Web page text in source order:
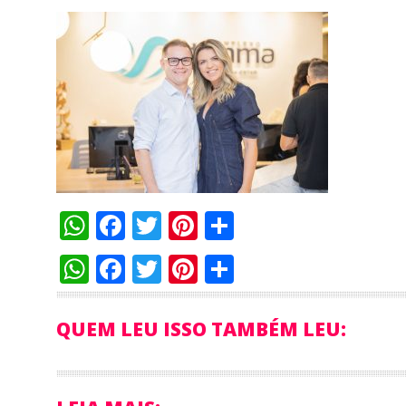
WhatsApp
Facebook
TwitterPinterest
WhatsApp
Facebook
TwitterPinterest
QUEM LEU ISSO TAMBÉM LEU: